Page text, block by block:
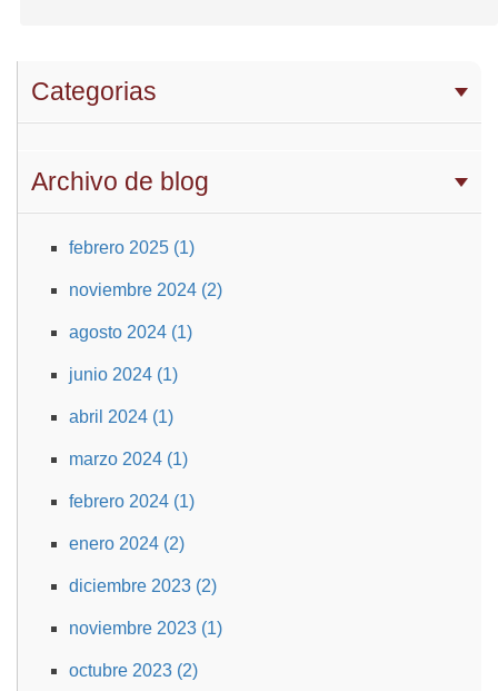
Categorias
Archivo de blog
febrero 2025 (1)
noviembre 2024 (2)
agosto 2024 (1)
junio 2024 (1)
abril 2024 (1)
marzo 2024 (1)
febrero 2024 (1)
enero 2024 (2)
diciembre 2023 (2)
noviembre 2023 (1)
octubre 2023 (2)